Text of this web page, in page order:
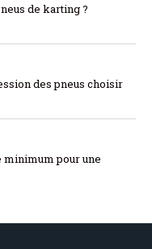
de karting ?
des pneus choisir
minimum pour une